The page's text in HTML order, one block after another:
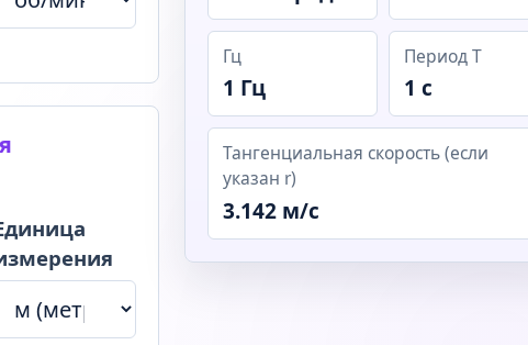
Гц
1 Гц
Период T
1 с
Тангенциальная скорость (если
указан r)
3.142 м/с